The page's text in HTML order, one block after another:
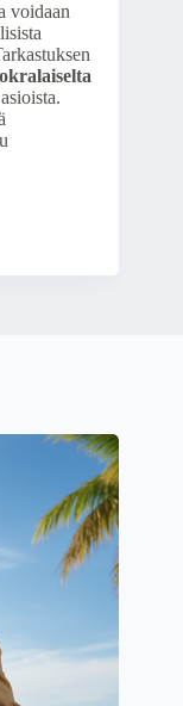
voidaan